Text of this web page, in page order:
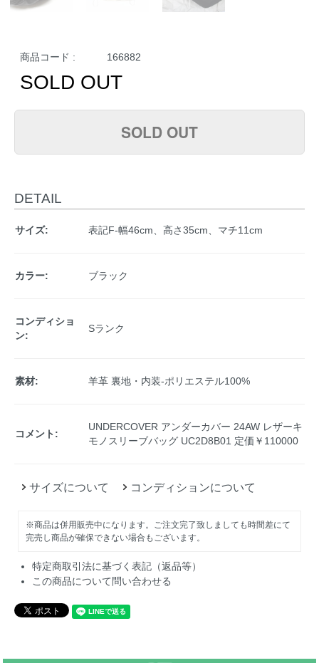
商品コード : 166882
SOLD OUT
SOLD OUT
DETAIL
サイズ: 表記F-幅46cm、高さ35cm、マチ11cm
カラー: ブラック
コンディショ
ン:
Sランク
素材: 羊革 裏地・内装-ポリエステル100%
コメント:
UNDERCOVER アンダーカバー 24AW レザーキ
モノスリーブバッグ UC2D8B01 定価￥110000
サイズについて コンディションについて
※商品は併用販売中になります。ご注文完了致しましても時間差にて
完売し商品が確保できない場合もございます。
特定商取引法に基づく表記（返品等）
この商品について問い合わせる